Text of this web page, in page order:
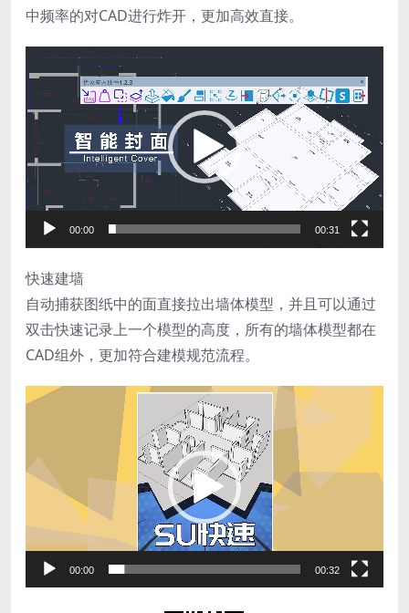
中频率的对CAD进行炸开，更加高效直接。
频
播
放
器
00:00 00:31
快速建墙
自动捕获图纸中的面直接拉出墙体模型，并且可以通过
双击快速记录上一个模型的高度，所有的墙体模型都在
CAD组外，更加符合建模规范流程。
视
放
00:00 00:32